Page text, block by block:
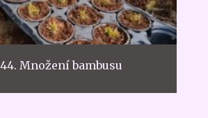
Množení bambusu